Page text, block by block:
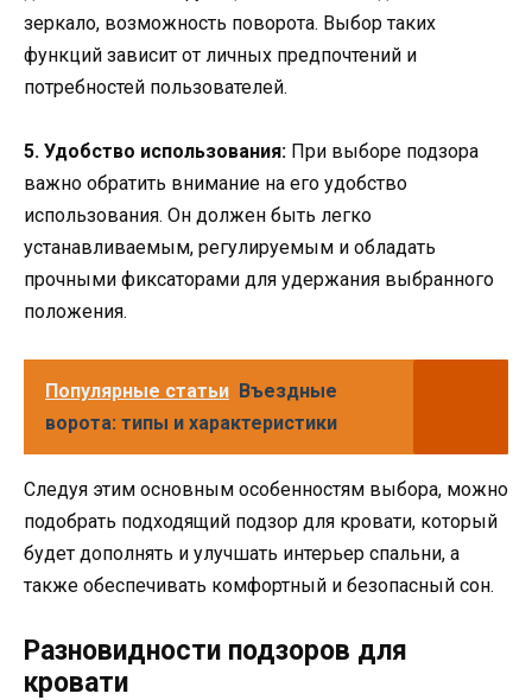
зеркало, возможность поворота. Выбор таких
функций зависит от личных предпочтений и
потребностей пользователей.
5. Удобство использования: При выборе подзора
важно обратить внимание на его удобство
использования. Он должен быть легко
устанавливаемым, регулируемым и обладать
прочными фиксаторами для удержания выбранного
положения.
Популярные статьи Въездные
ворота: типы и характеристики
Следуя этим основным особенностям выбора, можно
подобрать подходящий подзор для кровати, который
будет дополнять и улучшать интерьер спальни, а
также обеспечивать комфортный и безопасный сон.
Разновидности подзоров для
кровати